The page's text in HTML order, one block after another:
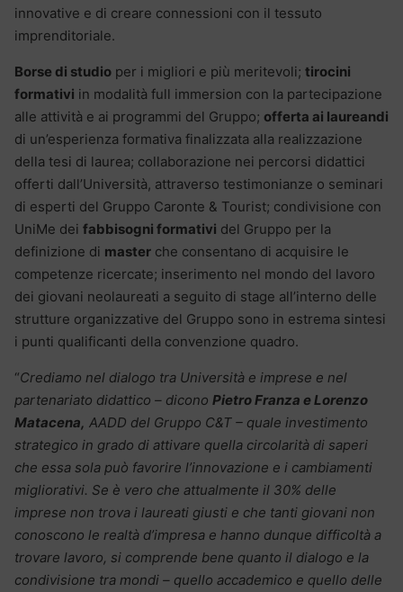
innovative e di creare connessioni con il tessuto
imprenditoriale.
Borse di studio per i migliori e più meritevoli; tirocini
formativi in modalità full immersion con la partecipazione
alle attività e ai programmi del Gruppo; offerta ai laureandi
di un’esperienza formativa finalizzata alla realizzazione
della tesi di laurea; collaborazione nei percorsi didattici
offerti dall’Università, attraverso testimonianze o seminari
di esperti del Gruppo Caronte & Tourist; condivisione con
UniMe dei fabbisogni formativi del Gruppo per la
definizione di master che consentano di acquisire le
competenze ricercate; inserimento nel mondo del lavoro
dei giovani neolaureati a seguito di stage all’interno delle
strutture organizzative del Gruppo sono in estrema sintesi
i punti qualificanti della convenzione quadro.
“Crediamo nel dialogo tra Università e imprese e nel
partenariato didattico – dicono Pietro Franza e Lorenzo
Matacena, AADD del Gruppo C&T – quale investimento
strategico in grado di attivare quella circolarità di saperi
che essa sola può favorire l’innovazione e i cambiamenti
migliorativi. Se è vero che attualmente il 30% delle
imprese non trova i laureati giusti e che tanti giovani non
conoscono le realtà d’impresa e hanno dunque difficoltà a
trovare lavoro, si comprende bene quanto il dialogo e la
condivisione tra mondi – quello accademico e quello delle